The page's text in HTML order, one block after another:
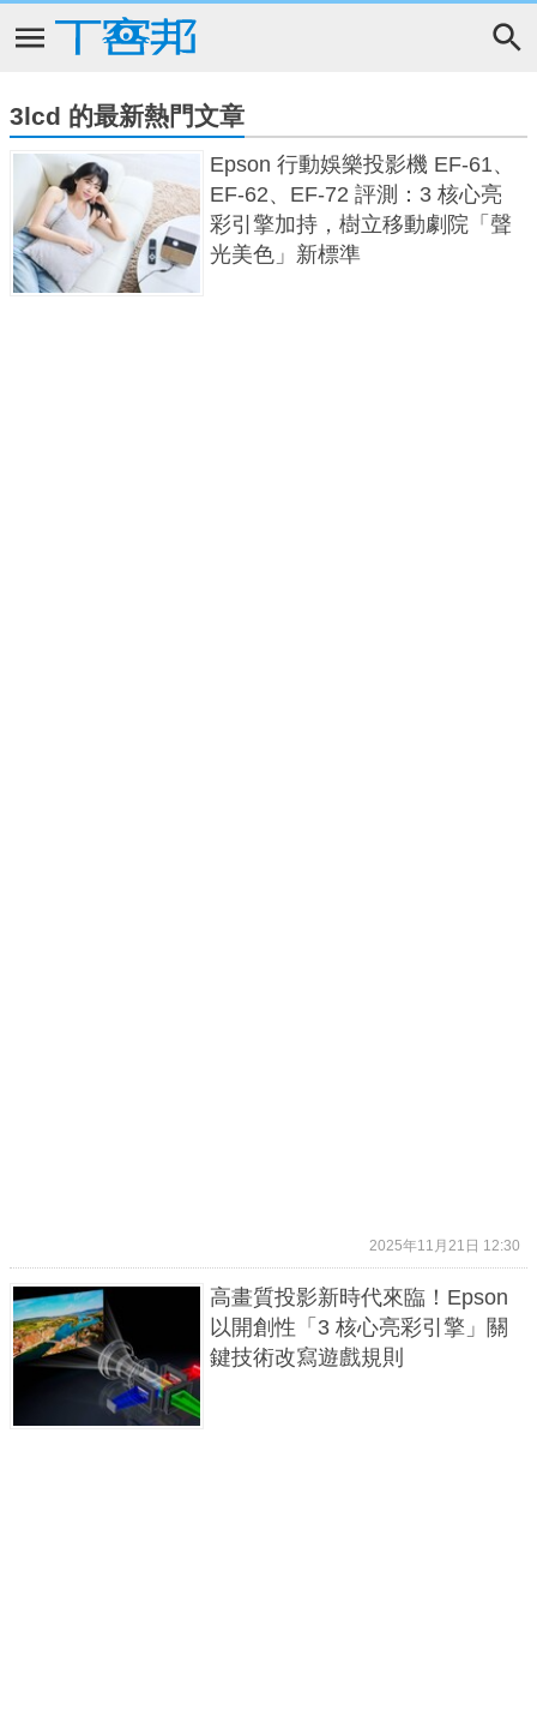
3lcd 的最新熱門文章
Epson 行動娛樂投影機 EF-61、
EF-62、EF-72 評測：3 核心亮
彩引擎加持，樹立移動劇院「聲
光美色」新標準
2025年11月21日 12:30
高畫質投影新時代來臨！Epson
以開創性「3 核心亮彩引擎」關
鍵技術改寫遊戲規則